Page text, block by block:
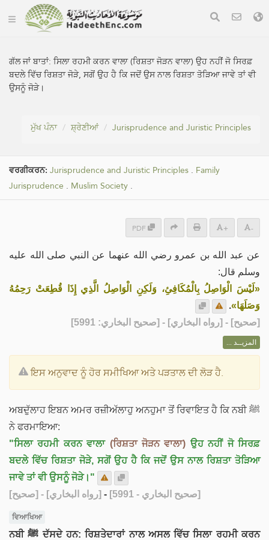
ਗੱਲ ਜਾਂ ਬਾਤਾਂ:ਸਿਲਾ ਰਹਮੀ ਕਰਨ ਵਾਲਾ (ਰਿਸ਼ਤਾ ਜੋੜਨ ਵਾਲਾ) ਉਹ ਨਹੀਂ ਜੋ ਸਿਰਫ਼
ਬਦਲੇ ਵਿੱਚ ਰਿਸ਼ਤਾ ਜੋੜੇ, ਸਗੋਂ ਉਹ ਹੈ ਕਿ ਜਦੋਂ ਉਸ ਨਾਲ ਰਿਸ਼ਤਾ ਤੋੜਿਆ ਜਾਵੇ ਤਾਂ ਵੀ
ਉਸਨੂੰ ਜੋੜੇ।
ਮੁੱਖ ਪੰਨਾ ਸ਼੍ਰੇਣੀਆਂ Jurisprudence and Juristic Principles
ਵਰਗੀਕਰਨ: Jurisprudence and Juristic Principles . Family
Jurisprudence . Muslim Society .
PDF + -
عن عبد الله بن عمرو رضي الله عنهما عن النبي صلى الله عليه
وسلم قال:
«لَيْسَ الْوَاصِلُ بِالْمُكَافِئِ، وَلَكِنِ الْوَاصِلُ الَّذِي إِذَا قُطِعَتْ رَحِمُهُ
وَصَلَهَا».
[صحيح] - [رواه البخاري] - [صحيح البخاري: 5991]
المزيــد ...
ਇਸ ਅਨੁਵਾਦ ਨੂੰ ਹੋਰ ਸਮੀਖਿਆ ਅਤੇ ਪੜਤਾਲ ਦੀ ਲੋੜ ਹੈ.
ਅਬਦੁੱਲਾਹ ਇਬਨ ਅਮਰ ਰਜ਼ੀਅੱਲਾਹੁ ਅਨਹੁਮਾ ਤੋਂ ਰਿਵਾਇਤ ਹੈ ਕਿ ਨਬੀ ﷺ
ਨੇ ਫਰਮਾਇਆ:
"ਸਿਲਾ ਰਹਮੀ ਕਰਨ ਵਾਲਾ (ਰਿਸ਼ਤਾ ਜੋੜਨ ਵਾਲਾ) ਉਹ ਨਹੀਂ ਜੋ ਸਿਰਫ਼
ਬਦਲੇ ਵਿੱਚ ਰਿਸ਼ਤਾ ਜੋੜੇ, ਸਗੋਂ ਉਹ ਹੈ ਕਿ ਜਦੋਂ ਉਸ ਨਾਲ ਰਿਸ਼ਤਾ ਤੋੜਿਆ
ਜਾਵੇ ਤਾਂ ਵੀ ਉਸਨੂੰ ਜੋੜੇ।"
[صحيح]
- [رواه البخاري] - [صحيح البخاري - 5991]
ਵਿਆਖਿਆ
ਨਬੀ ﷺ ਦੱਸਦੇ ਹਨ: ਰਿਸ਼ਤੇਦਾਰਾਂ ਨਾਲ ਅਸਲ ਵਿੱਚ ਸਿਲਾ ਰਹਮੀ ਕਰਨ